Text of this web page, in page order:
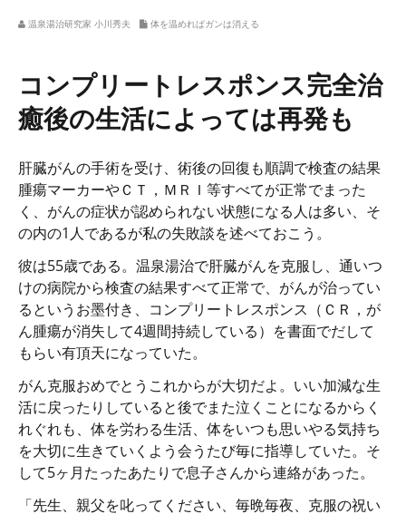
温泉湯治研究家 小川秀夫 体を温めればガンは消える
コンプリートレスポンス完全治
癒後の生活によっては再発も
肝臓がんの手術を受け、術後の回復も順調で検査の結果
腫瘍マーカーやＣＴ，ＭＲＩ等すべてが正常でまった
く、がんの症状が認められない状態になる人は多い、そ
の内の1人であるが私の失敗談を述べておこう。
彼は55歳である。温泉湯治で肝臓がんを克服し、通いつ
けの病院から検査の結果すべて正常で、がんが治ってい
るというお墨付き、コンプリートレスポンス（ＣＲ，が
ん腫瘍が消失して4週間持続している）を書面でだして
もらい有頂天になっていた。
がん克服おめでとうこれからが大切だよ。いい加減な生
活に戻ったりしていると後でまた泣くことになるからく
れぐれも、体を労わる生活、体をいつも思いやる気持ち
を大切に生きていくよう会うたび毎に指導していた。そ
して5ヶ月たったあたりで息子さんから連絡があった。
「先生、親父を叱ってください、毎晩毎夜、克服の祝い